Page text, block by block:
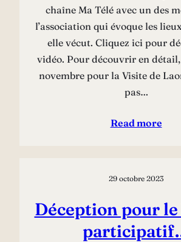
chaîne Ma Télé avec un des
l’association qui évoque les
elle vécut. Cliquez ici pour
vidéo. Pour découvrir en détail,
novembre pour la Visite de
pas…
Read more
29 octobre 2023
Déception pour